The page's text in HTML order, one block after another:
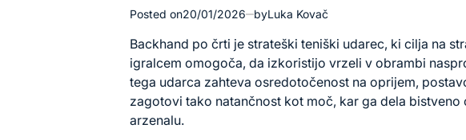
Posted on20/01/2026 byLuka Kovač
Backhand po črti je strateški teniški udarec, ki cilja na
igralcem omogoča, da izkoristijo vrzeli v obrambi
tega udarca zahteva osredotočenost na oprijem,
zagotovi tako natančnost kot moč, kar ga dela
arzenalu.